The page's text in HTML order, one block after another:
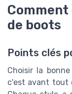
de boots
Points clés
Choisir la
c'est avant tout